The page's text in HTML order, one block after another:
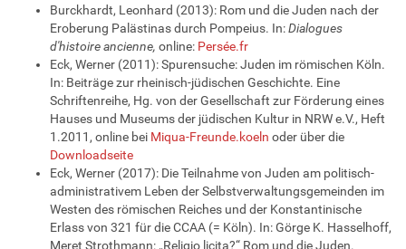
Burckhardt, Leonhard (2013): Rom und die Juden nach der
Eroberung Palästinas durch Pompeius. In:Dialogues
d'histoire ancienne, online: Persée.fr
Eck, Werner (2011): Spurensuche: Juden im römischen Köln.
In: Beiträge zur rheinisch-jüdischen Geschichte. Eine
Schriftenreihe, Hg. von der Gesellschaft zur Förderung eines
Hauses und Museums der jüdischen Kultur in NRW e.V., Heft
1.2011, online bei Miqua-Freunde.koeln oder über die
Downloadseite
Eck, Werner (2017): Die Teilnahme von Juden am politisch-
administrativem Leben der Selbstverwaltungsgemeinden im
Westen des römischen Reiches und der Konstantinische
Erlass von 321 für die CCAA (= Köln). In: Görge K. Hasselhoff,
Meret Strothmann: „Religio licita?“ Rom und die Juden.